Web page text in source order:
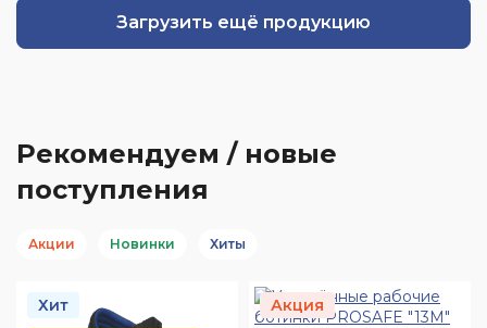
Загрузить ещё продукцию
Рекомендуем / новые
поступления
Акции Новинки Хиты
Хит
Акция